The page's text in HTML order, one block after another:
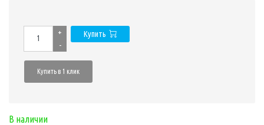
+
-
Купить
Купить в 1 клик
В наличии